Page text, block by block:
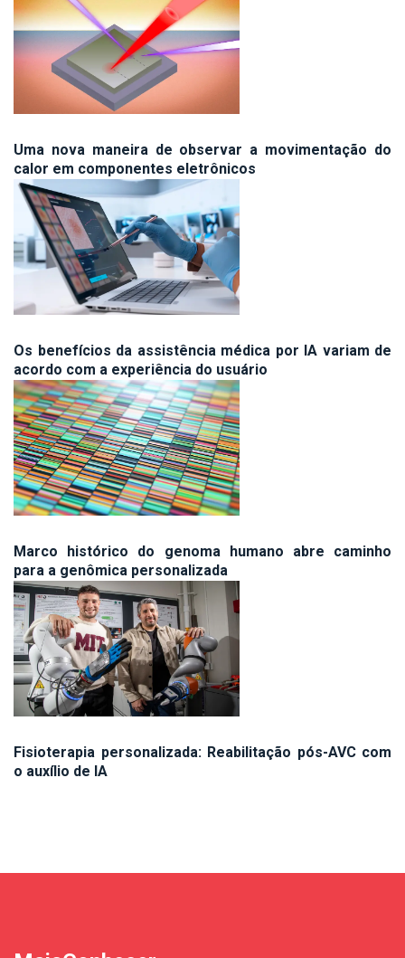
Uma nova maneira de observar a movimentação do
calor em componentes eletrônicos
Os benefícios da assistência médica por IA variam de
acordo com a experiência do usuário
Marco histórico do genoma humano abre caminho
para a genômica personalizada
Fisioterapia personalizada: Reabilitação pós-AVC com
o auxílio de IA